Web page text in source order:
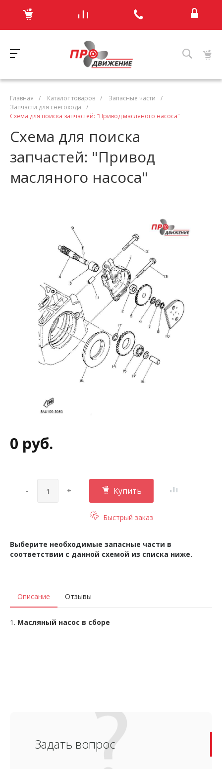
Главная / Каталог товаров / Запасные части
/
Запчасти для снегохода
/
Схема для поиска запчастей: "Привод масляного насоса"
Схема для поиска
запчастей: "Привод
масляного насоса"
0 руб.
- + Купить
Быстрый заказ
Выберите необходимые запасные части в
соответствии с данной схемой из списка ниже.
Описание Отзывы
1. Масляный насос в сборе
Задать вопрос